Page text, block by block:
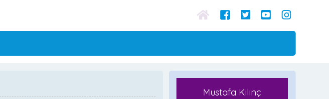
Mustafa Kılınç